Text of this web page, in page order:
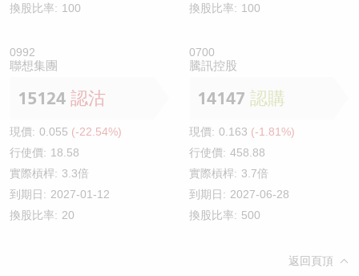
換股比率: 100
換股比率: 100
0992
聯想集團
15124 認沽
現價: 0.055 (-22.54%)
行使價: 18.58
實際槓桿: 3.3倍
到期日: 2027-01-12
換股比率: 20
0700
騰訊控股
14147 認購
現價: 0.163 (-1.81%)
行使價: 458.88
實際槓桿: 3.7倍
到期日: 2027-06-28
換股比率: 500
返回頁頂